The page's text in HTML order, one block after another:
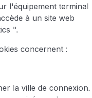
l'équipement terminal
à un site web
".
concernent :
la ville de connexion.